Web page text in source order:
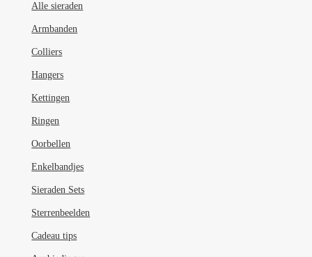
Alle sieraden
Armbanden
Colliers
Hangers
Kettingen
Ringen
Oorbellen
Enkelbandjes
Sieraden Sets
Sterrenbeelden
Cadeau tips